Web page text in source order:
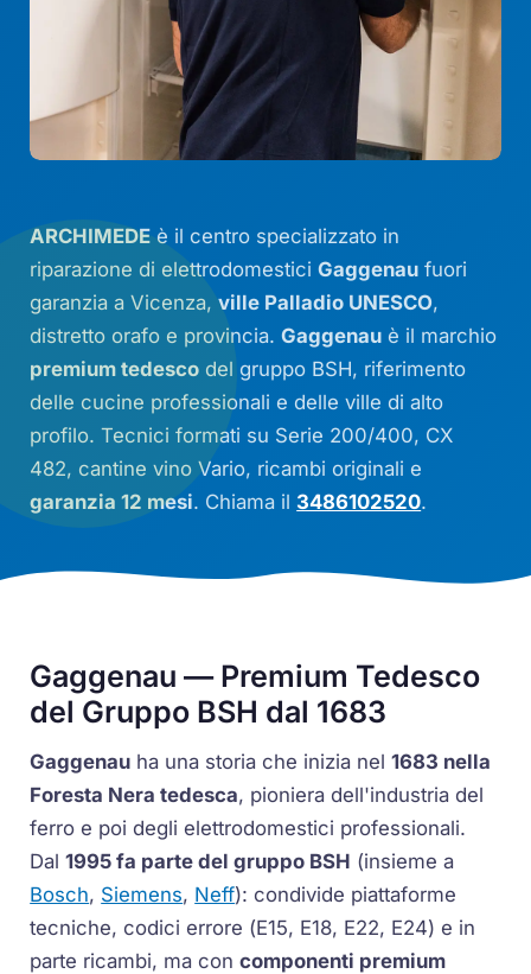
ARCHIMEDE è il centro specializzato in
riparazione di elettrodomesticiGaggenau fuori
garanzia a Vicenza,ville Palladio UNESCO,
distretto orafo e provincia.Gaggenau è il marchio
premium tedesco del gruppo BSH, riferimento
delle cucine professionali e delle ville di alto
profilo. Tecnici formati su Serie 200/400, CX
482, cantine vinoVario, ricambi originali e
garanzia 12 mesi. Chiama il 3486102520.
Gaggenau — Premium Tedesco
del Gruppo BSH dal 1683
Gaggenau ha una storia che inizia nel1683 nella
Foresta Nera tedesca, pioniera dell'industria del
ferro e poi degli elettrodomestici professionali.
Dal1995 fa parte del gruppo BSH (insieme a
Bosch, Siemens, Neff): condivide piattaforme
tecniche, codici errore (E15, E18, E22, E24) e in
parte ricambi, ma concomponenti premium